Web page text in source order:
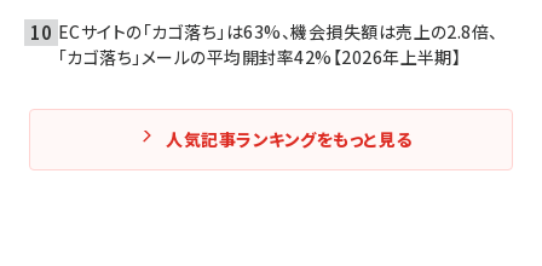
ECサイトの「カゴ落ち」は63%、機会損失額は売上の2.8倍、
「カゴ落ち」メールの平均開封率42%【2026年上半期】
人気記事ランキングをもっと見る